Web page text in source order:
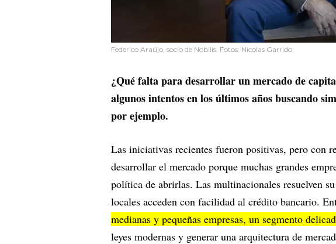
Federico Araújo, socio de Nobilis. Fotos: Nicolas Garrido
¿Qué falta para desarrollar un mercado de
algunos intentos en los últimos años buscando
por ejemplo.
Las iniciativas recientes fueron positivas, pero con
desarrollar el mercado porque muchas grandes
política de abrirlas. Las multinacionales resuelven
locales acceden con facilidad al crédito bancario.
medianas y pequeñas empresas, un segmento
leyes modernas y generar una arquitectura de